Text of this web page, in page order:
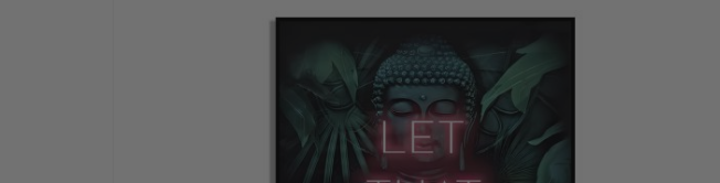
Personalisiertes Poster - Schwarz-Weiß-Herz-Fotocollage